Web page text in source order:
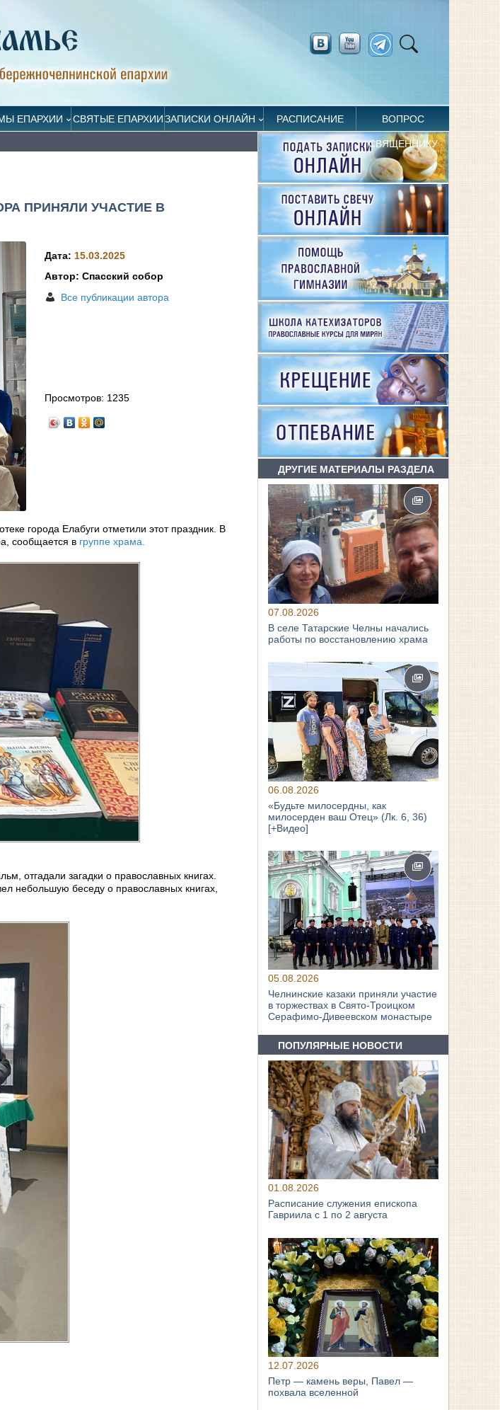
ЕПАРХИИ СВЯТЫЕ ЕПАРХИИЗАПИСКИ ОНЛАЙН РАСПИСАНИЕ ВОПРОС
СВЯЩЕННИКУ
ПРИНЯЛИ УЧАСТИЕ В
Дата: 15.03.2025
Автор: Спасский собор
Все публикации автора
Просмотров: 1235
города Елабуги отметили этот праздник. В
сообщается в группе храма.
отгадали загадки о православных книгах.
небольшую беседу о православных книгах,
ДРУГИЕ МАТЕРИАЛЫ РАЗДЕЛА
07.08.2026
В селе Татарские Челны начались
работы по восстановлению храма
06.08.2026
«Будьте милосердны, как
милосерден ваш Отец» (Лк. 6, 36)
[+Видео]
05.08.2026
Челнинские казаки приняли участие
в торжествах в Свято‑Троицком
Серафимо‑Дивеевском монастыре
ПОПУЛЯРНЫЕ НОВОСТИ
01.08.2026
Расписание служения епископа
Гавриила с 1 по 2 августа
12.07.2026
Петр — камень веры, Павел —
похвала вселенной